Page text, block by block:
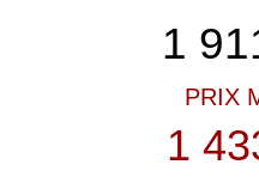
également conseillé de choisir
harmonieusement à
et la durée de vie de la
aluminium ou en acier
1
PRIX
1